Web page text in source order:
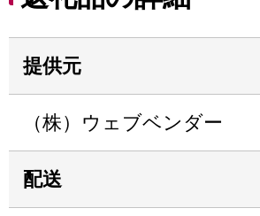
提供元
（株）ウェブベンダー
配送